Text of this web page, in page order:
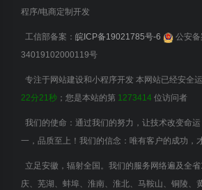
程序/电商定制开发
工信部备案： 皖ICP备19021785号-6
公安
34019102000119号
专注于网站建设和小程序开发 本网站已经安全运
22分21秒 ；您是本站的第 1273414 位访问者
我们的使命：通过我们的努力，让技术改变命
一，品质至上！我们的信念：唯有客户的成功，
立足安徽，辐射全国。我们的服务网络遍及全
庆、芜湖、蚌埠、淮南、淮北、马鞍山、铜陵、